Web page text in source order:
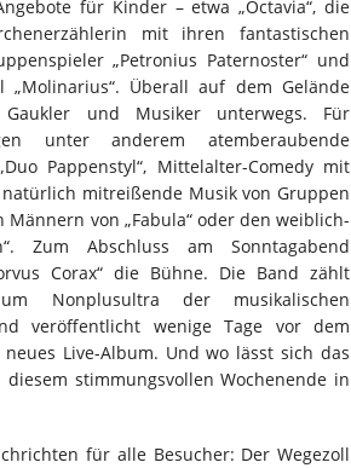
für Kinder – etwa „Octavia“, die
mit ihren fantastischen
„Petronius Paternoster“ und
Überall auf dem Gelände
Gaukler und Musiker unterwegs. Für
unter anderem atemberaubende
Pappenstyl“, Mittelalter-Comedy mit
natürlich mitreißende Musik von Gruppen
von „Fabula“ oder den weiblich-
Zum Abschluss am Sonntagabend
Corax“ die Bühne. Die Band zählt
Nonplusultra der musikalischen
veröffentlicht wenige Tage vor dem
Live-Album. Und wo lässt sich das
stimmungsvollen Wochenende in
für alle Besucher: Der Wegezoll